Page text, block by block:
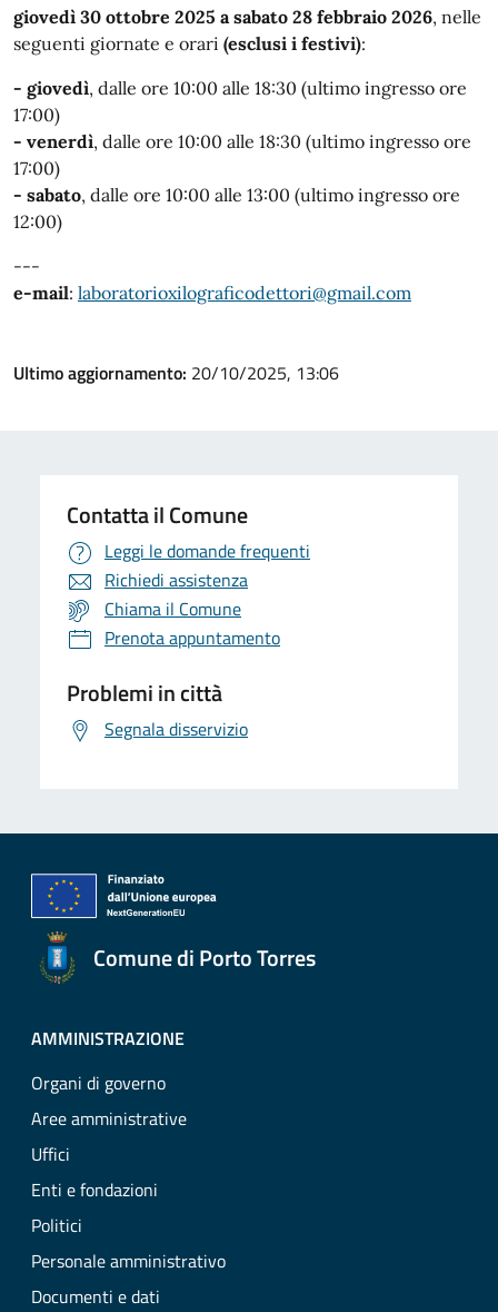
giovedì 30 ottobre 2025 a sabato 28 febbraio 2026, nelle
seguenti giornate e orari (esclusi i festivi):
- giovedì, dalle ore 10:00 alle 18:30 (ultimo ingresso ore
17:00)
- venerdì, dalle ore 10:00 alle 18:30 (ultimo ingresso ore
17:00)
- sabato, dalle ore 10:00 alle 13:00 (ultimo ingresso ore
12:00)
---
e-mail: laboratorioxilograficodettori@gmail.com
Ultimo aggiornamento: 20/10/2025, 13:06
Contatta il Comune
Leggi le domande frequenti
Richiedi assistenza
Chiama il Comune
Prenota appuntamento
Problemi in città
Segnala disservizio
Comune di Porto Torres
AMMINISTRAZIONE
Organi di governo
Aree amministrative
Uffici
Enti e fondazioni
Politici
Personale amministrativo
Documenti e dati